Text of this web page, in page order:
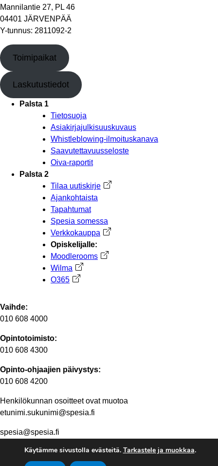
Mannilantie 27, PL 46
04401 JÄRVENPÄÄ
Y-tunnus: 2811092-2
Toimipaikat
Laskutustiedot
Palsta 1
Tietosuoja
Asiakirjajulkisuuskuvaus
Whistleblowing-ilmoituskanava
Saavutettavuusseloste
Oiva-raportit
Palsta 2
Tilaa uutiskirje Avautuu uuteen välilehteen
Ajankohtaista
Tapahtumat
Spesia somessa
Verkkokauppa Avautuu uuteen välilehteen
Opiskelijalle:
Moodlerooms Avautuu uuteen välilehteen
Wilma Avautuu uuteen välilehteen
O365 Avautuu uuteen välilehteen
Vaihde:
010 608 4000
Opintotoimisto:
010 608 4300
Opinto-ohjaajien päivystys:
010 608 4200
Henkilökunnan osoitteet ovat muotoa
etunimi.sukunimi@spesia.fi
spesia@spesia.fi
Henkilöstön yhteystiedot
Käytämme sivustolla evästeitä. Tarkastele ja muokkaa.